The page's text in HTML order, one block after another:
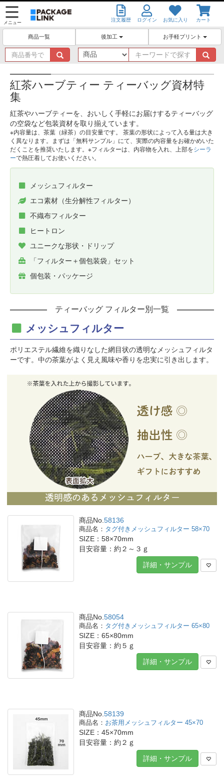
メニュー 注文履歴 ログイン お気に入り カート
商品一覧 後加工 お手軽プリント
商
品
番
号
で
す
キ
ー
ワ
ー
ド
探
紅茶ハーブティー ティーバッグ資材特
集
紅茶やハーブティーを、おいしく手軽にお届けするティーバッグ
の空袋など包装資材を取り揃えています。
※内容量は、茶葉（緑茶）の目安量です。 茶葉の形状によって入る量は大き
く異なります。まずは「無料サンプル」にて、実際の内容量をお確かめいた
だくことを推奨いたします。※フィルターは、内容物を入れ、上部をシーラ
ーで熱圧着してお使いください。
メッシュフィルター
エコ素材（生分解性フィルター）
不織布フィルター
ヒートロン
ユニークな形状・ドリップ
「フィルター＋個包装袋」セット
個包装・パッケージ
ティーバッグ フィルター別一覧
メッシュフィルター
ポリエステル繊維を織りなした網目状の透明なメッシュフィルタ
ーです。中の茶葉がよく見え風味や香りを忠実に引き出します。
商品No.58136
タグ付きメッシュフィルター 58×70
SIZE：58×70mm
目安容量：約２～３ｇ
詳細・サンプル
商品No. 58054
タグ付きメッシュフィルター 65×80
SIZE：65×80mm
目安容量：約５ｇ
詳細・サンプル
商品No. 58139
お茶用メッシュフィルター 45×70
SIZE：45×70mm
目安容量：約２ｇ
詳細・サンプル